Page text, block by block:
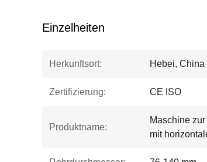
Einzelheiten
Herkunftsort: Hebei, China
Zertifizierung: CE ISO
Produktname:
Maschine
mit